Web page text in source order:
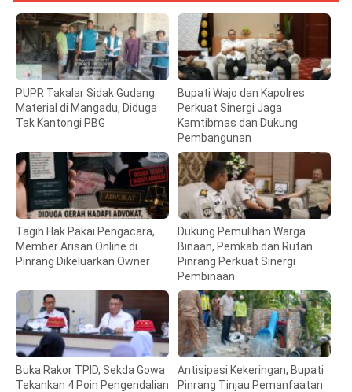
PUPR Takalar Sidak Gudang
Material di Mangadu, Diduga
Tak Kantongi PBG
Bupati Wajo dan Kapolres
Perkuat Sinergi Jaga
Kamtibmas dan Dukung
Pembangunan
Tagih Hak Pakai Pengacara,
Member Arisan Online di
Pinrang Dikeluarkan Owner
Dukung Pemulihan Warga
Binaan, Pemkab dan Rutan
Pinrang Perkuat Sinergi
Pembinaan
Buka Rakor TPID, Sekda Gowa
Tekankan 4 Poin Pengendalian
Antisipasi Kekeringan, Bupati
Pinrang Tinjau Pemanfaatan